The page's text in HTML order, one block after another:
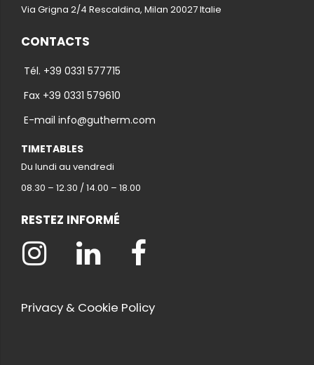
Via Grigna 2/4 Rescaldina, Milan 20027 Italie
CONTACTS
Tél. +39 0331 577715
Fax +39 0331 579610
E-mail info@gutherm.com
TIMETABLES
Du lundi au vendredi
08.30 – 12.30 / 14.00 – 18.00
RESTEZ INFORMÉ
Privacy & Cookie Policy